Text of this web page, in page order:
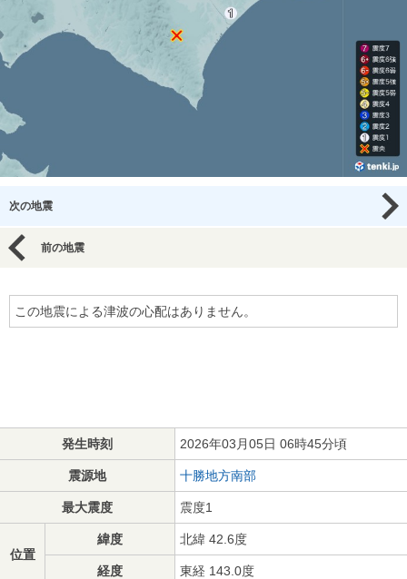
次の地震
前の地震
この地震による津波の心配はありません。
発生時刻 2026年03月05日 06時45分頃
震源地 十勝地方南部
最大震度 震度1
位置
緯度 北緯 42.6度
経度 東経 143.0度